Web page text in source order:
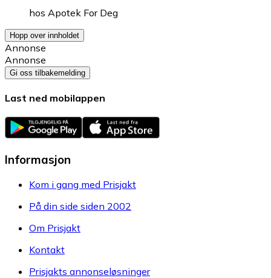
hos Apotek For Deg
Hopp over innholdet
Annonse
Annonse
Gi oss tilbakemelding
Last ned mobilappen
Informasjon
Kom i gang med Prisjakt
På din side siden 2002
Om Prisjakt
Kontakt
Prisjakts annonseløsninger